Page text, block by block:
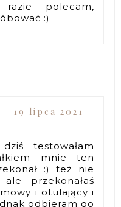
polecam,
:)
19 lipca 2021
testowałam
mnie ten
:) też nie
przekonałaś
i otulający i
odbieram go